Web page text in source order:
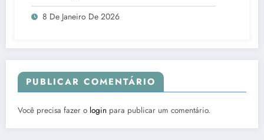
8 De Janeiro De 2026
PUBLICAR COMENTÁRIO
Você precisa fazer o login para publicar um comentário.